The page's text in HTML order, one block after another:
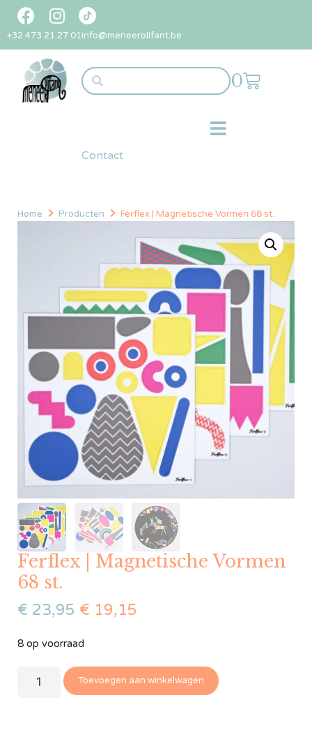
+32 473 21 27 01info@meneerolifant.be
0
Contact
Home Producten Ferflex | Magnetische Vormen 68 st.
Ferflex | Magnetische Vormen
68 st.
€ 23,95 € 19,15
8 op voorraad
Toevoegen aan winkelwagen